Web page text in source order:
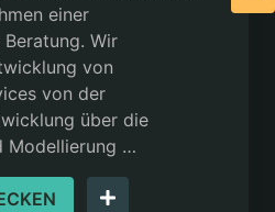
einer
Wir
von
von der
über die
Modellierung …